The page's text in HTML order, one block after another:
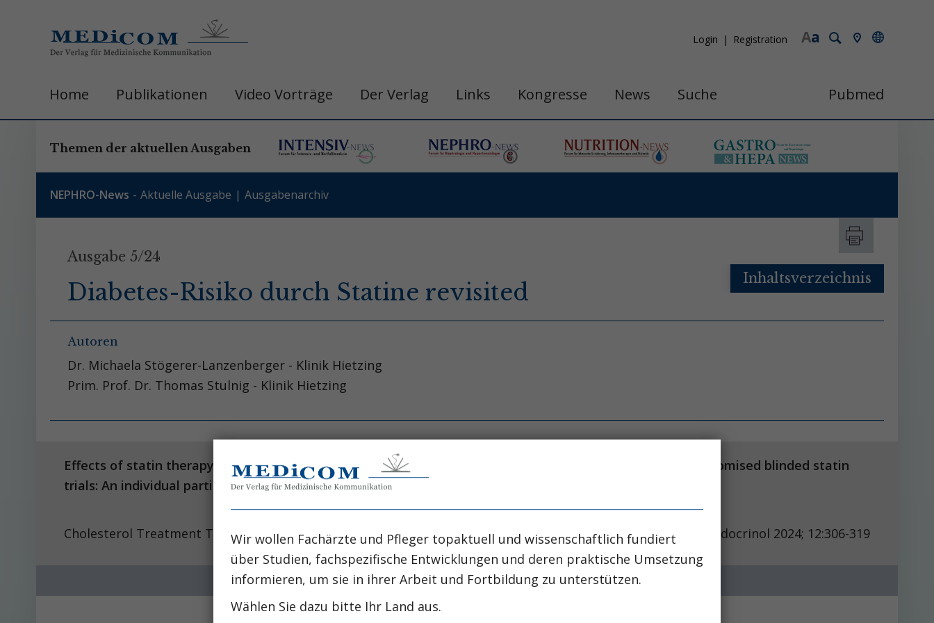
a
A
Login Registration
Home Publikationen Video Vorträge Der Verlag Links Kongresse News Suche Pubmed
Themen der aktuellen Ausgaben
NEPHRO-News Aktuelle Ausgabe Ausgabenarchiv
Ausgabe 5/24
Diabetes-Risiko durch Statine revisited
Autoren
Dr. Michaela Stögerer-Lanzenberger - Klinik Hietzing
Prim. Prof. Dr. Thomas Stulnig - Klinik Hietzing
Inhaltsverzeichnis
Effects of statin therapy on diagnoses of new-onset diabetes and worsening glycaemia in large-scale randomised blinded statin
trials: An individual participant data meta-analysis.
Cholesterol Treatment Trialists’ (CTT) Collaboration Lancet Diabetes Endocrinol 2024; 12:306-319
Wir wollen Fachärzte und Pfleger topaktuell und wissenschaftlich fundiert
über Studien, fachspezifische Entwicklungen und deren praktische Umsetzung
informieren, um sie in ihrer Arbeit und Fortbildung zu unterstützen.
Wählen Sie dazu bitte Ihr Land aus.